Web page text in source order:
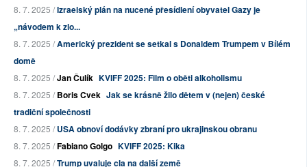
8. 7. 2025 /Izraelský plán na nucené přesídlení obyvatel Gazy je
„návodem k zlo...
8. 7. 2025 /Americký prezident se setkal s Donaldem Trumpem v Bílém
domě
8. 7. 2025 /Jan Čulík KVIFF 2025: Film o oběti alkoholismu
8. 7. 2025 /Boris Cvek Jak se krásně žilo dětem v (nejen) české
tradiční společnosti
8. 7. 2025 /USA obnoví dodávky zbraní pro ukrajinskou obranu
8. 7. 2025 /Fabiano Golgo KVIFF 2025: Kika
8. 7. 2025 /Trump uvaluje cla na další země